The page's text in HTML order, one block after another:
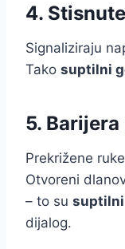
4.
Signaliziraju
Tako suptilni
5.
Prekrižene
Otvoreni
– to su
dijalog.